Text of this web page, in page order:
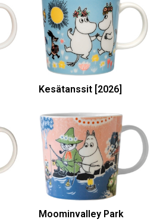
Kesätanssit [2026]
Moominvalley Park